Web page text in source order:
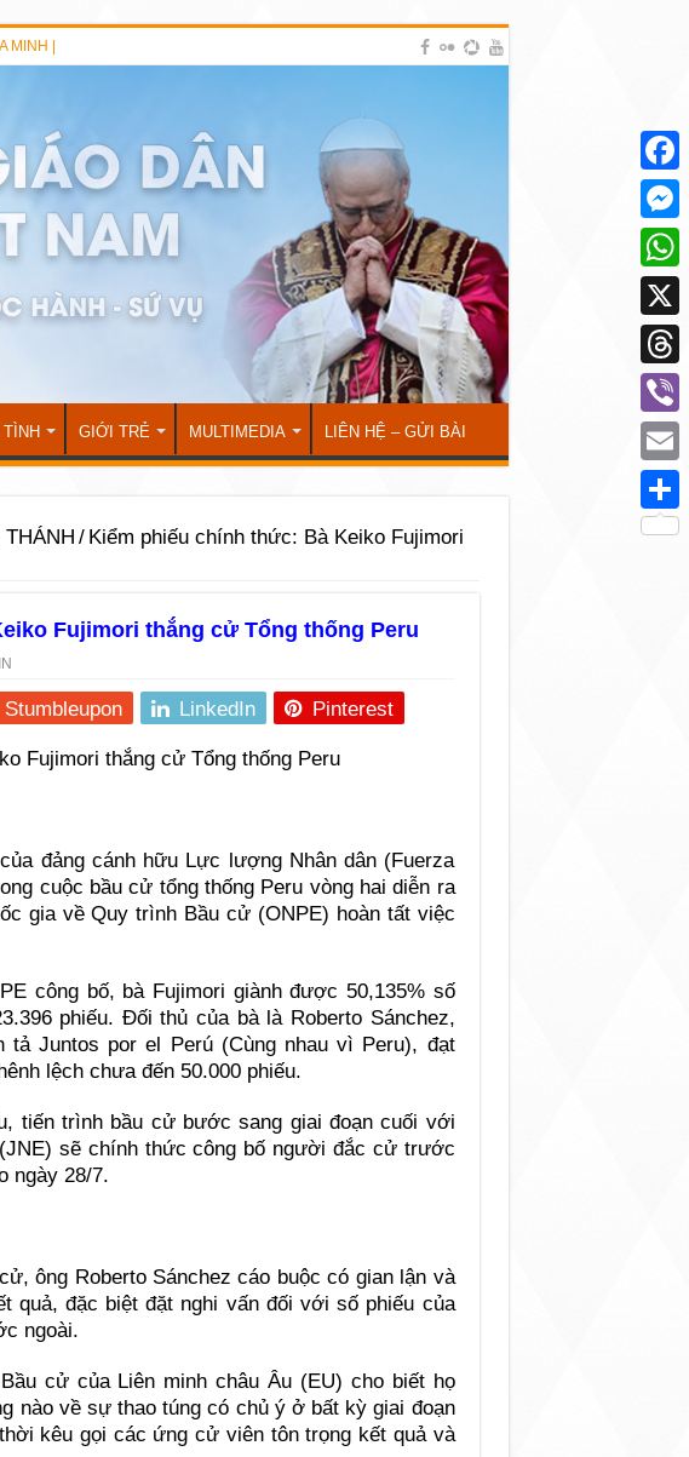
MINH |
GIỚI TRẺ MULTIMEDIA LIÊN HỆ – GỬI BÀI
THÁNH / Kiểm phiếu chính thức: Bà Keiko Fujimori
Fujimori thắng cử Tổng thống Peru
Stumbleupon LinkedIn Pinterest
đảng cánh hữu Lực lượng Nhân dân (Fuerza
cuộc bầu cử tổng thống Peru vòng hai diễn ra
gia về Quy trình Bầu cử (ONPE) hoàn tất việc
công bố, bà Fujimori giành được 50,135% số
phiếu. Đối thủ của bà là Roberto Sánchez,
Juntos por el Perú (Cùng nhau vì Peru), đạt
lệch chưa đến 50.000 phiếu.
tiến trình bầu cử bước sang giai đoạn cuối với
sẽ chính thức công bố người đắc cử trước
ngày 28/7.
ông Roberto Sánchez cáo buộc có gian lận và
quả, đặc biệt đặt nghi vấn đối với số phiếu của
ngoài.
cử của Liên minh châu Âu (EU) cho biết họ
nào về sự thao túng có chủ ý ở bất kỳ giai đoạn
kêu gọi các ứng cử viên tôn trọng kết quả và
X
Viber